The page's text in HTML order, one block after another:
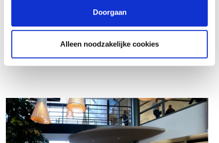
Doorgaan
Alleen noodzakelijke cookies
Executive Assistant/Bestuurssecretaris